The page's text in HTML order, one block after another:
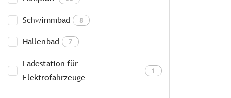
Schwimmbad 8
Hallenbad 7
Ladestation für
Elektrofahrzeuge
1